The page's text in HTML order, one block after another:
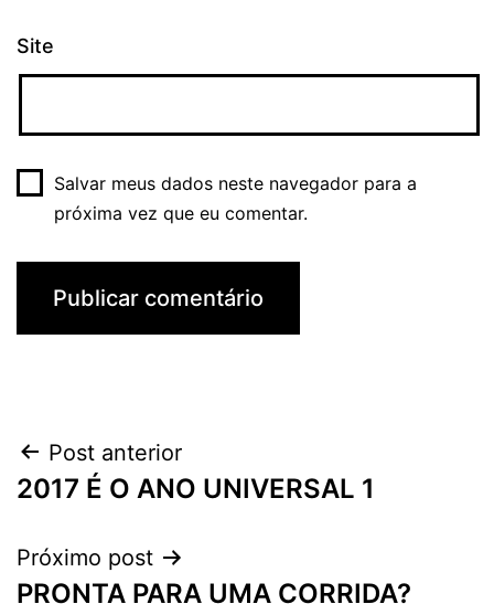
Site
Salvar meus dados neste navegador para a
próxima vez que eu comentar.
Navegação
de
Post
Post anterior
2017 É O ANO UNIVERSAL 1
Próximo post
PRONTA PARA UMA CORRIDA?